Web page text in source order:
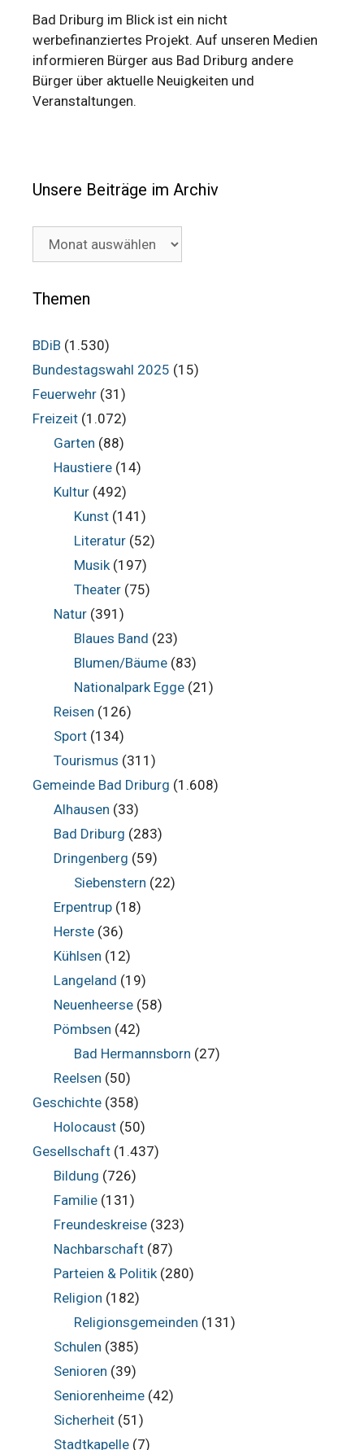
Bad Driburg im Blick ist ein nicht
werbefinanziertes Projekt. Auf unseren Medien
informieren Bürger aus Bad Driburg andere
Bürger über aktuelle Neuigkeiten und
Veranstaltungen.
Unsere Beiträge im Archiv
Archiv
Themen
BDiB (1.530)
Bundestagswahl 2025 (15)
Feuerwehr (31)
Freizeit (1.072)
Garten (88)
Haustiere(14)
Kultur(492)
Kunst (141)
Literatur (52)
Musik (197)
Theater (75)
Natur(391)
Blaues Band (23)
Blumen/Bäume (83)
Nationalpark Egge (21)
Reisen (126)
Sport(134)
Tourismus (311)
Gemeinde Bad Driburg (1.608)
Alhausen (33)
Bad Driburg (283)
Dringenberg (59)
Siebenstern (22)
Erpentrup(18)
Herste(36)
Kühlsen (12)
Langeland (19)
Neuenheerse(58)
Pömbsen (42)
Bad Hermannsborn (27)
Reelsen (50)
Geschichte (358)
Holocaust(50)
Gesellschaft (1.437)
Bildung (726)
Familie(131)
Freundeskreise(323)
Nachbarschaft(87)
Parteien & Politik(280)
Religion (182)
Religionsgemeinden (131)
Schulen (385)
Senioren (39)
Seniorenheime(42)
Sicherheit(51)
Stadtkapelle(7)